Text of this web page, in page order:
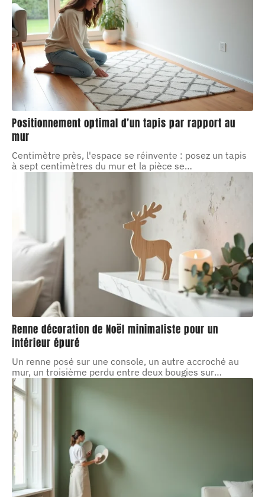
Positionnement optimal d’un tapis par rapport au
mur
Centimètre près, l'espace se réinvente : posez un tapis
à sept centimètres du mur et la pièce se…
Renne décoration de Noël minimaliste pour un
intérieur épuré
Un renne posé sur une console, un autre accroché au
mur, un troisième perdu entre deux bougies sur…